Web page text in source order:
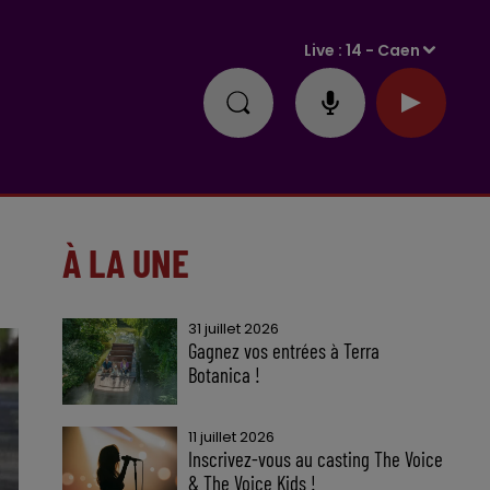
Live :14 - Caen
À LA UNE
31 juillet 2026
Gagnez vos entrées à Terra
Botanica !
11 juillet 2026
Inscrivez-vous au casting The Voice
& The Voice Kids !